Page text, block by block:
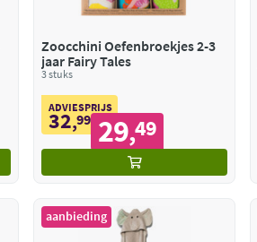
Zoocchini Oefenbroekjes 2-3
jaar Fairy Tales
3 stuks
ADVIESPRIJS
32,99 29,49
aanbieding